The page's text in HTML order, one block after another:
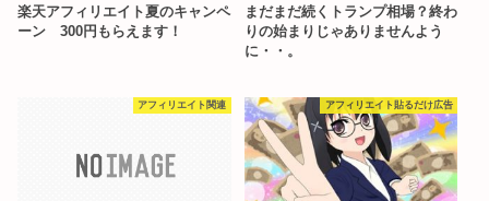
楽天アフィリエイト夏のキャンペ
ーン 300円もらえます！
まだまだ続くトランプ相場？終わ
りの始まりじゃありませんよう
に・・。
アフィリエイト関連 アフィリエイト貼るだけ広告